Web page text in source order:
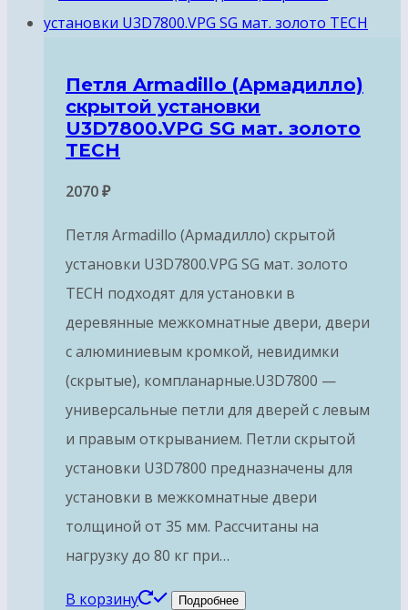
Петля Armadillo (Армадилло)
скрытой установки
U3D7800.VPG SG мат. золото
TECH
2070₽
Петля Armadillo (Армадилло) скрытой
установки U3D7800.VPG SG мат. золото
TECH подходят для установки в
деревянные межкомнатные двери, двери
с алюминиевым кромкой, невидимки
(скрытые), компланарные.U3D7800 —
универсальные петли для дверей с левым
и правым открыванием. Петли скрытой
установки U3D7800 предназначены для
установки в межкомнатные двери
толщиной от 35 мм. Рассчитаны на
нагрузку до 80 кг при…
В корзину Подробнее